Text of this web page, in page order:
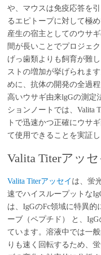
や、マウスは免疫応答を
るエピトープに対して極
産生の宿主としてのウサ
間が長いことでプロジェ
げっ歯類よりも飼育が難
ストの増加が挙げられま
めに、抗体の開発の全過
高いウサギ由来lgGの測定
ションノートでは、Valita
トで迅速かつ正確にウサ
て使用できることを実証し
Valita Titerアッセ
Valita Titerアッセイ は、蛍
速でハイスループットな
は、IgGのFc領域に特異的
ーブ（ペプチド） と、
ています。溶液中では一
りも速く回転するため、